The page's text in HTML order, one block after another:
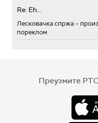
Re: Eh...
Лесковачка спржа –
пореклом
Преузмите